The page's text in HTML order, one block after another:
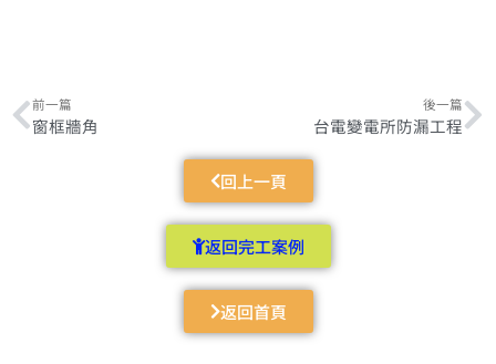
前一篇
窗框牆角
後一篇
台電變電所防漏工程
回上一頁
返回完工案例
返回首頁